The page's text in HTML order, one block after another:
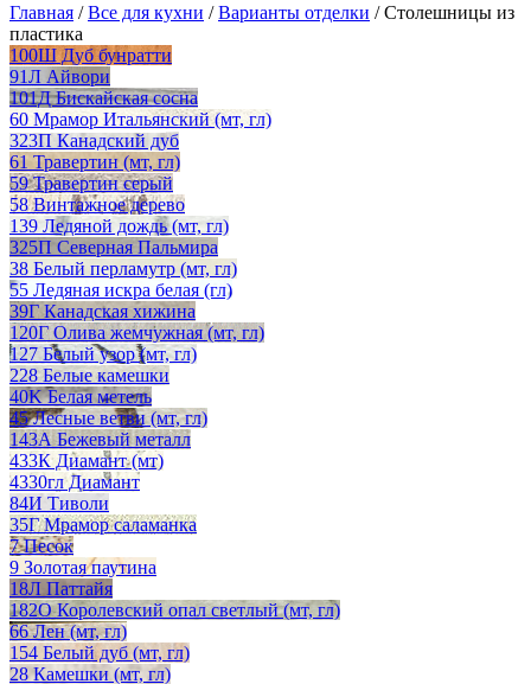
Главная /Все для кухни /Варианты отделки /Столешницы из
пластика
100Ш Дуб бунратти
91Л Айвори
101Д Бискайская сосна
60 Мрамор Итальянский (мт, гл)
323П Канадский дуб
61 Травертин (мт, гл)
59 Травертин серый
58 Винтажное дерево
139 Ледяной дождь (мт, гл)
325П Северная Пальмира
38 Белый перламутр (мт, гл)
55 Ледяная искра белая (гл)
39Г Канадская хижина
120Г Олива жемчужная (мт, гл)
127 Белый узор (мт, гл)
228 Белые камешки
40K Белая метель
45 Лесные ветви (мт, гл)
143А Бежевый металл
433К Диамант (мт)
4330гл Диамант
84И Тиволи
35Г Мрамор саламанка
7 Песок
9 Золотая паутина
18Л Паттайя
182О Королевский опал светлый (мт, гл)
66 Лен (мт, гл)
154 Белый дуб (мт, гл)
28 Камешки (мт, гл)